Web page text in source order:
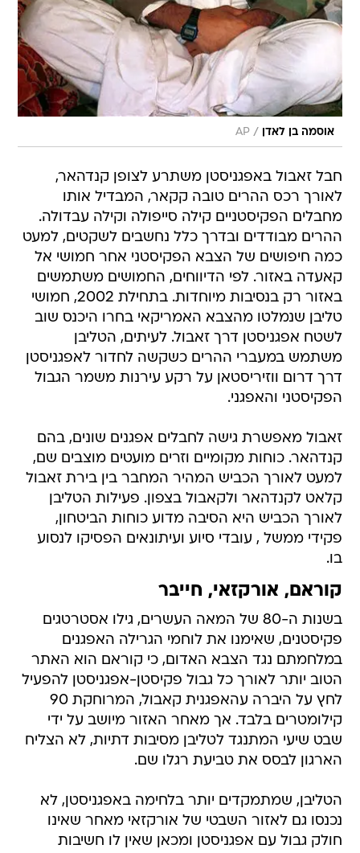
אוסמה בן לאדן /
AP
חבל זאבול באפגניסטן משתרע לצופן קנדהאר,
לאורך רכס ההרים טובה קקאר, המבדיל אותו
מחבלים הפקיסטניים קילה סייפולה וקילה עבדולה.
ההרים מבודדים ובדרך כלל נחשבים לשקטים, למעט
כמה חיפושים של הצבא הפקיסטני אחר חמושי אל
קאעדה באזור. לפי הדיווחים, החמושים משתמשים
באזור רק בנסיבות מיוחדות. בתחילת 2002, חמושי
טליבן שנמלטו מהצבא האמריקאי בחרו היכנס שוב
לשטח אפגניסטן דרך זאבול. לעיתים, הטליבן
משתמש במעברי ההרים כשקשה לחדור לאפגניסטן
דרך דרום ווזיריסטאן על רקע עירנות משמר הגבול
הפקיסטני והאפגני.
זאבול מאפשרת גישה לחבלים אפגנים שונים, בהם
קנדהאר. כוחות מקומיים וזרים מועטים מוצבים שם,
למעט לאורך הכביש המהיר המחבר בין בירת זאבול
קלאט לקנדהאר ולקאבול בצפון. פעילות הטליבן
לאורך הכביש היא הסיבה מדוע כוחות הביטחון,
פקידי ממשל , עובדי סיוע ועיתונאים הפסיקו לנסוע
בו.
קוראם, אורקזאי, חייבר
בשנות ה-80 של המאה העשרים, גילו אסטרטגים
פקיסטנים, שאימנו את לוחמי הגרילה האפגנים
במלחמתם נגד הצבא האדום, כי קוראם הוא האתר
הטוב יותר לאורך כל גבול פקיסטן-אפגניסטן להפעיל
לחץ על היברה עהאפגנית קאבול, המרוחקת 90
קילומטרים בלבד. אך מאחר האזור מיושב על ידי
שבט שיעי המתנגד לטליבן מסיבות דתיות, לא הצליח
הארגון לבסס את טביעת רגלו שם.
הטליבן, שמתמקדים יותר בלחימה באפגניסטן, לא
נכנסו גם לאזור השבטי של אורקזאי מאחר שאינו
חולק גבול עם אפגניסטן ומכאן שאין לו חשיבות